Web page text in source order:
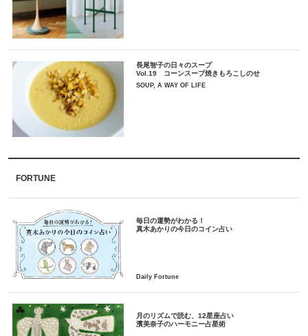
長尾智子の日々のスープ
Vol.19 コーンスープ焼きもろこしのせ
SOUP, A WAY OF LIFE
FORTUNE
毎日の運勢がわかる！
月のリズムで読む、12星座占い